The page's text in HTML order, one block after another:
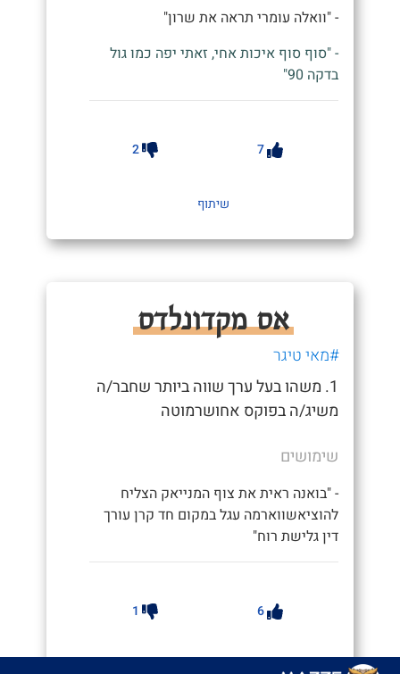
- "וואלה עומרי תראה את שרון"
- "סוף סוף איכות אחי, זאתי יפה כמו גול
בדקה 90"
7
2
שיתוף
אס מקדונלדס
#מאי טיגר
1. משהו בעל ערך שווה ביותר שחבר/ה
משיג/ה בפוקס אחושרמוטה
שימושים
- "בואנה ראית את צוף המנייאק הצליח
להוציאשווארמה עגל במקום חד קרן עורך
דין גלישת רוח"
6
1